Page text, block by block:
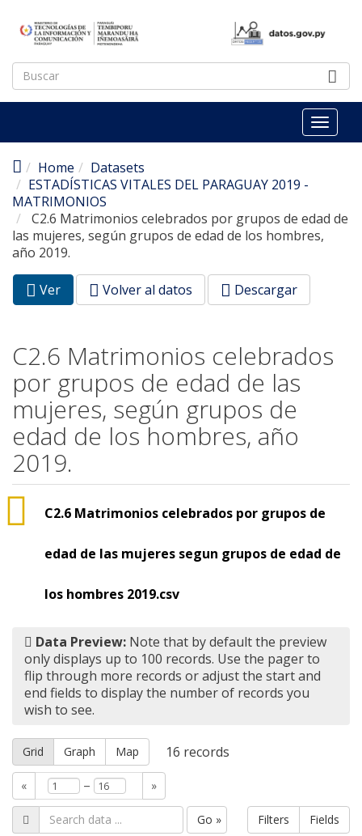
Toggle
Home
Datasets
ESTADÍSTICAS VITALES DEL PARAGUAY 2019 -
MATRIMONIOS
C2.6 Matrimonios celebrados por grupos de edad de
las mujeres, según grupos de edad de los hombres,
año 2019.
Solapas principales
Ver (pestaña
activa)
Volver al datos Descargar
C2.6 Matrimonios celebrados
por grupos de edad de las
mujeres, según grupos de
edad de los hombres, año
2019.
C2.6 Matrimonios celebrados por grupos de
edad de las mujeres segun grupos de edad de
los hombres 2019.csv
Data Preview: Note that by default the preview
only displays up to 100 records. Use the pager to
flip through more records or adjust the start and
end fields to display the number of records you
wish to see.
Grid Graph Map 16 records
« – »
Filters Fields
Go »